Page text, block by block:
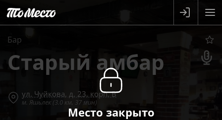
Бар
Старый амбар
ул. Чуйкова, д. 23, корп. В
м. Яшьлек (3.0 км, 37 мин)
Место закрыто